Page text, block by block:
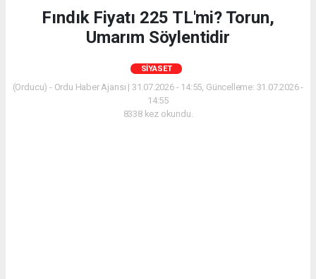
Fındık Fiyatı 225 TL'mi? Torun,
Umarım Söylentidir
SIYASET
(Orducu) - Ordu Haber Ajansı | 31.07.2026 - 14:55, Güncelleme: 31.07.2026 -
14:55
8338 kez okundu.